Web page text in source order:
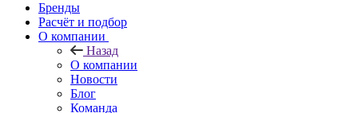
Бренды
Расчёт и подбор
О компании
Назад
О компании
Новости
Блог
Команда